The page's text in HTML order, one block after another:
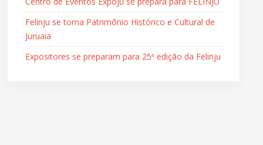
Felinju se torna Patrimônio Histórico e Cultural de
Juruaia
Expositores se preparam para 25ª edição da Felinju